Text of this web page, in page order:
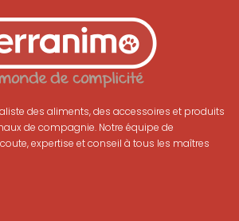
des aliments, des accessoires et produits
de compagnie. Notre équipe de
expertise et conseil à tous les maîtres